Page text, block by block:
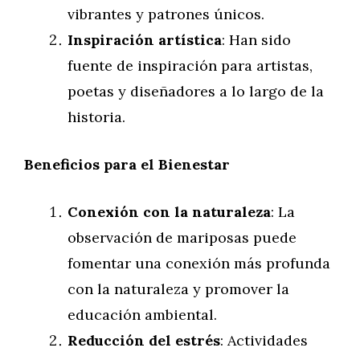
vibrantes y patrones únicos.
Inspiración artística: Han sido
fuente de inspiración para artistas,
poetas y diseñadores a lo largo de la
historia.
Beneficios para el Bienestar
Conexión con la naturaleza: La
observación de mariposas puede
fomentar una conexión más profunda
con la naturaleza y promover la
educación ambiental.
Reducción del estrés: Actividades